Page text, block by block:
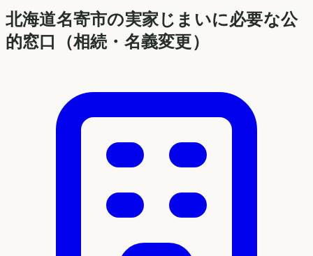
北海道名寄市の実家じまいに必要な公
的窓口（相続・名義変更）